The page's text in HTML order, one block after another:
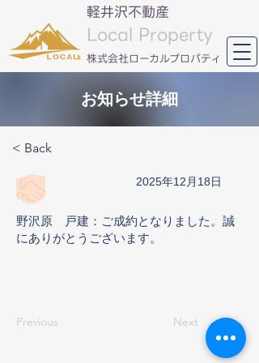
軽井沢不動産
Local Property
​株式会社ローカルプロパティ
お知らせ詳細
< Back
2025年12月18日
野沢原 戸建：ご成約となりました。誠
にありがとうございます。
Previous Next